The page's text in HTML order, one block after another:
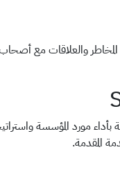
والعلاقات مع أصحاب
بأداء مورد المؤسسة
المقدمة.